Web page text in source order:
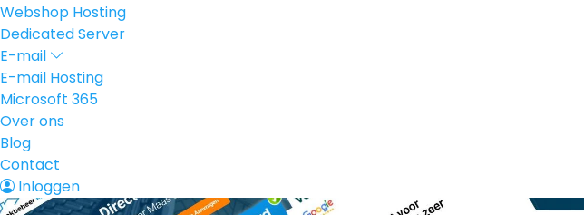
Webshop Hosting
Dedicated Server
E-mail
E-mail Hosting
Microsoft 365
Over ons
Blog
Contact
Inloggen